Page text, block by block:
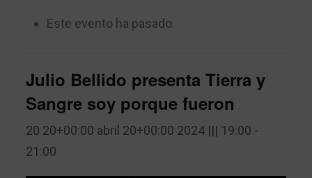
Este evento ha pasado.
Julio Bellido presenta Tierra y
Sangre soy porque fueron
20 20+00:00 abril 20+00:00 2024 ||| 19:00 -
21:00